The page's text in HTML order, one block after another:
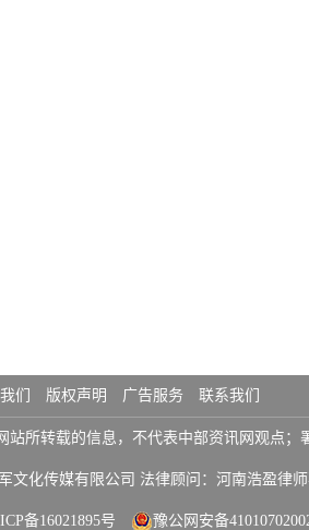
们 版权声明 广告服务 联系我们
所转载的信息，不代表中部资讯网观点；
文化传媒有限公司 法律顾问：河南浩盈律
备16021895号 豫公网安备